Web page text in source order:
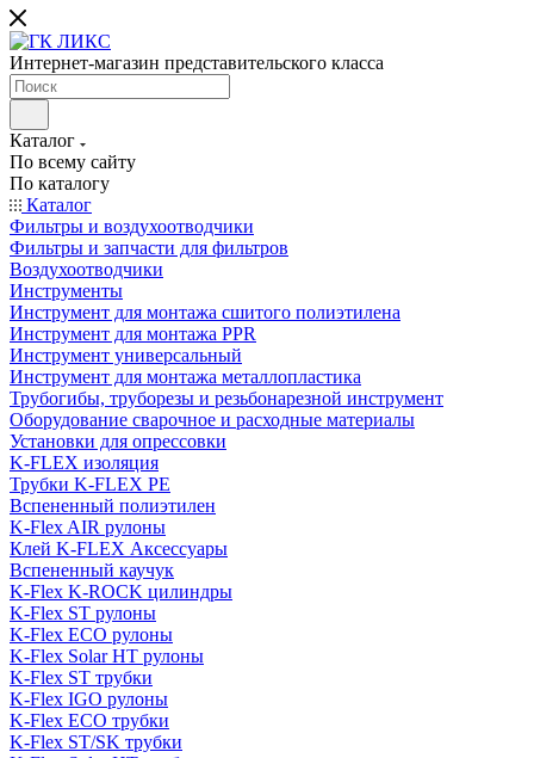
Интернет-магазин представительского класса
Каталог
По всему сайту
По каталогу
Каталог
Фильтры и воздухоотводчики
Фильтры и запчасти для фильтров
Воздухоотводчики
Инструменты
Инструмент для монтажа сшитого полиэтилена
Инструмент для монтажа PPR
Инструмент универсальный
Инструмент для монтажа металлопластика
Трубогибы, труборезы и резьбонарезной инструмент
Оборудование сварочное и расходные материалы
Установки для опрессовки
K-FLEX изоляция
Трубки K-FLEX PE
Вспененный полиэтилен
K-Flex AIR рулоны
Клей K-FLEX Аксессуары
Вспененный каучук
K-Flex K-ROCK цилиндры
K-Flex ST рулоны
K-Flex ECO рулоны
K-Flex Solar HT рулоны
K-Flex ST трубки
K-Flex IGO рулоны
K-Flex ECO трубки
K-Flex ST/SK трубки